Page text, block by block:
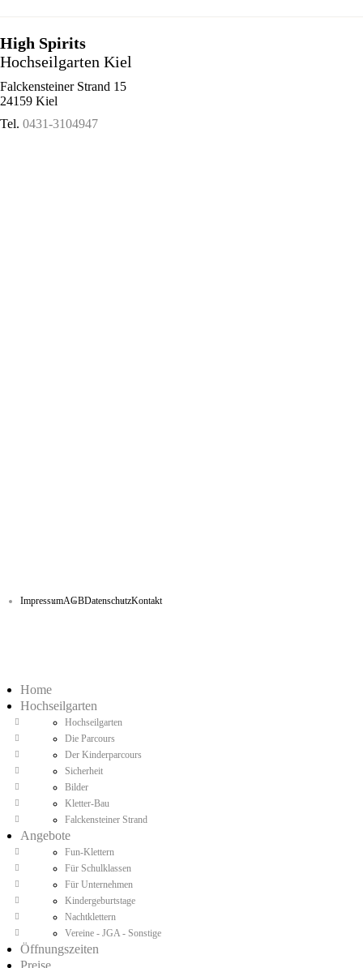
High Spirits
Hochseilgarten Kiel
Falckensteiner Strand 15
24159 Kiel
Tel. 0431-3104947
ImpressumAGBDatenschutzKontakt
Home
Hochseilgarten
Hochseilgarten
Die Parcours
Der Kinderparcours
Sicherheit
Bilder
Kletter-Bau
Falckensteiner Strand
Angebote
Fun-Klettern
Für Schulklassen
Für Unternehmen
Kindergeburtstage
Nachtklettern
Vereine - JGA - Sonstige
Öffnungszeiten
Preise